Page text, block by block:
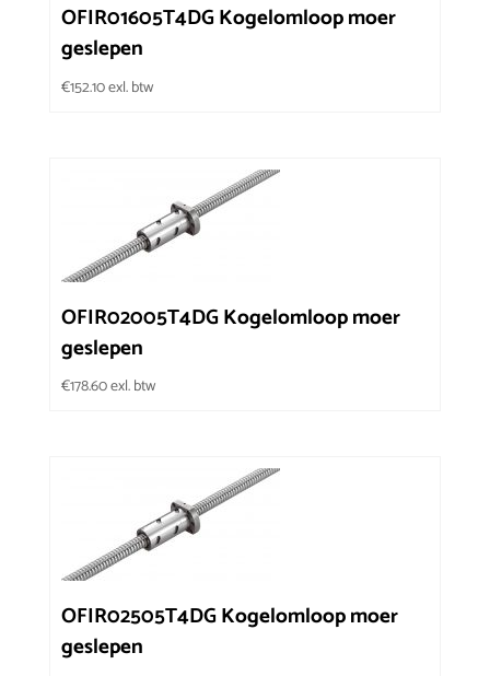
OFIR01605T4DG Kogelomloop moer
geslepen
€152.10exl. btw
OFIR02005T4DG Kogelomloop moer
geslepen
€178.60exl. btw
OFIR02505T4DG Kogelomloop moer
geslepen